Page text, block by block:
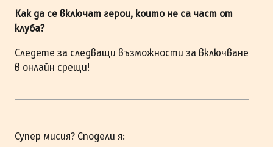
Как да се включат герои, които не са част от
клуба?
Следете за следващи възможности за включване
в онлайн срещи!
Супер мисия? Сподели я: